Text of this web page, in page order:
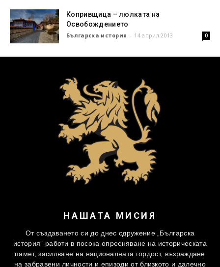
Копривщица – люлката на
Освобождението
Българска история - 14 април 2013 0
НАШАТА МИСИЯ
От създаването си до днес сдружение „Българска
история” работи в посока опресняване на историческата
памет, засилване на националната гордост, възраждане
на забравени личности и епизоди от близкото и далечно